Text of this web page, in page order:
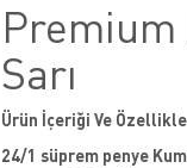
Premium
Sarı
Ürün İçeriği Ve
24/1 süprem penye